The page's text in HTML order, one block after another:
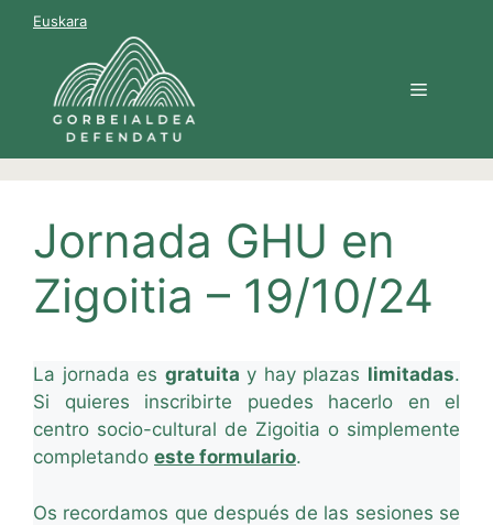
Saltar
contenido
Euskara
Menú
Jornada GHU en
Zigoitia – 19/10/24
La jornada es gratuita y hay plazas limitadas.
Si quieres inscribirte puedes hacerlo en el
centro socio-cultural de Zigoitia o simplemente
completando este formulario.
Os recordamos que después de las sesiones se